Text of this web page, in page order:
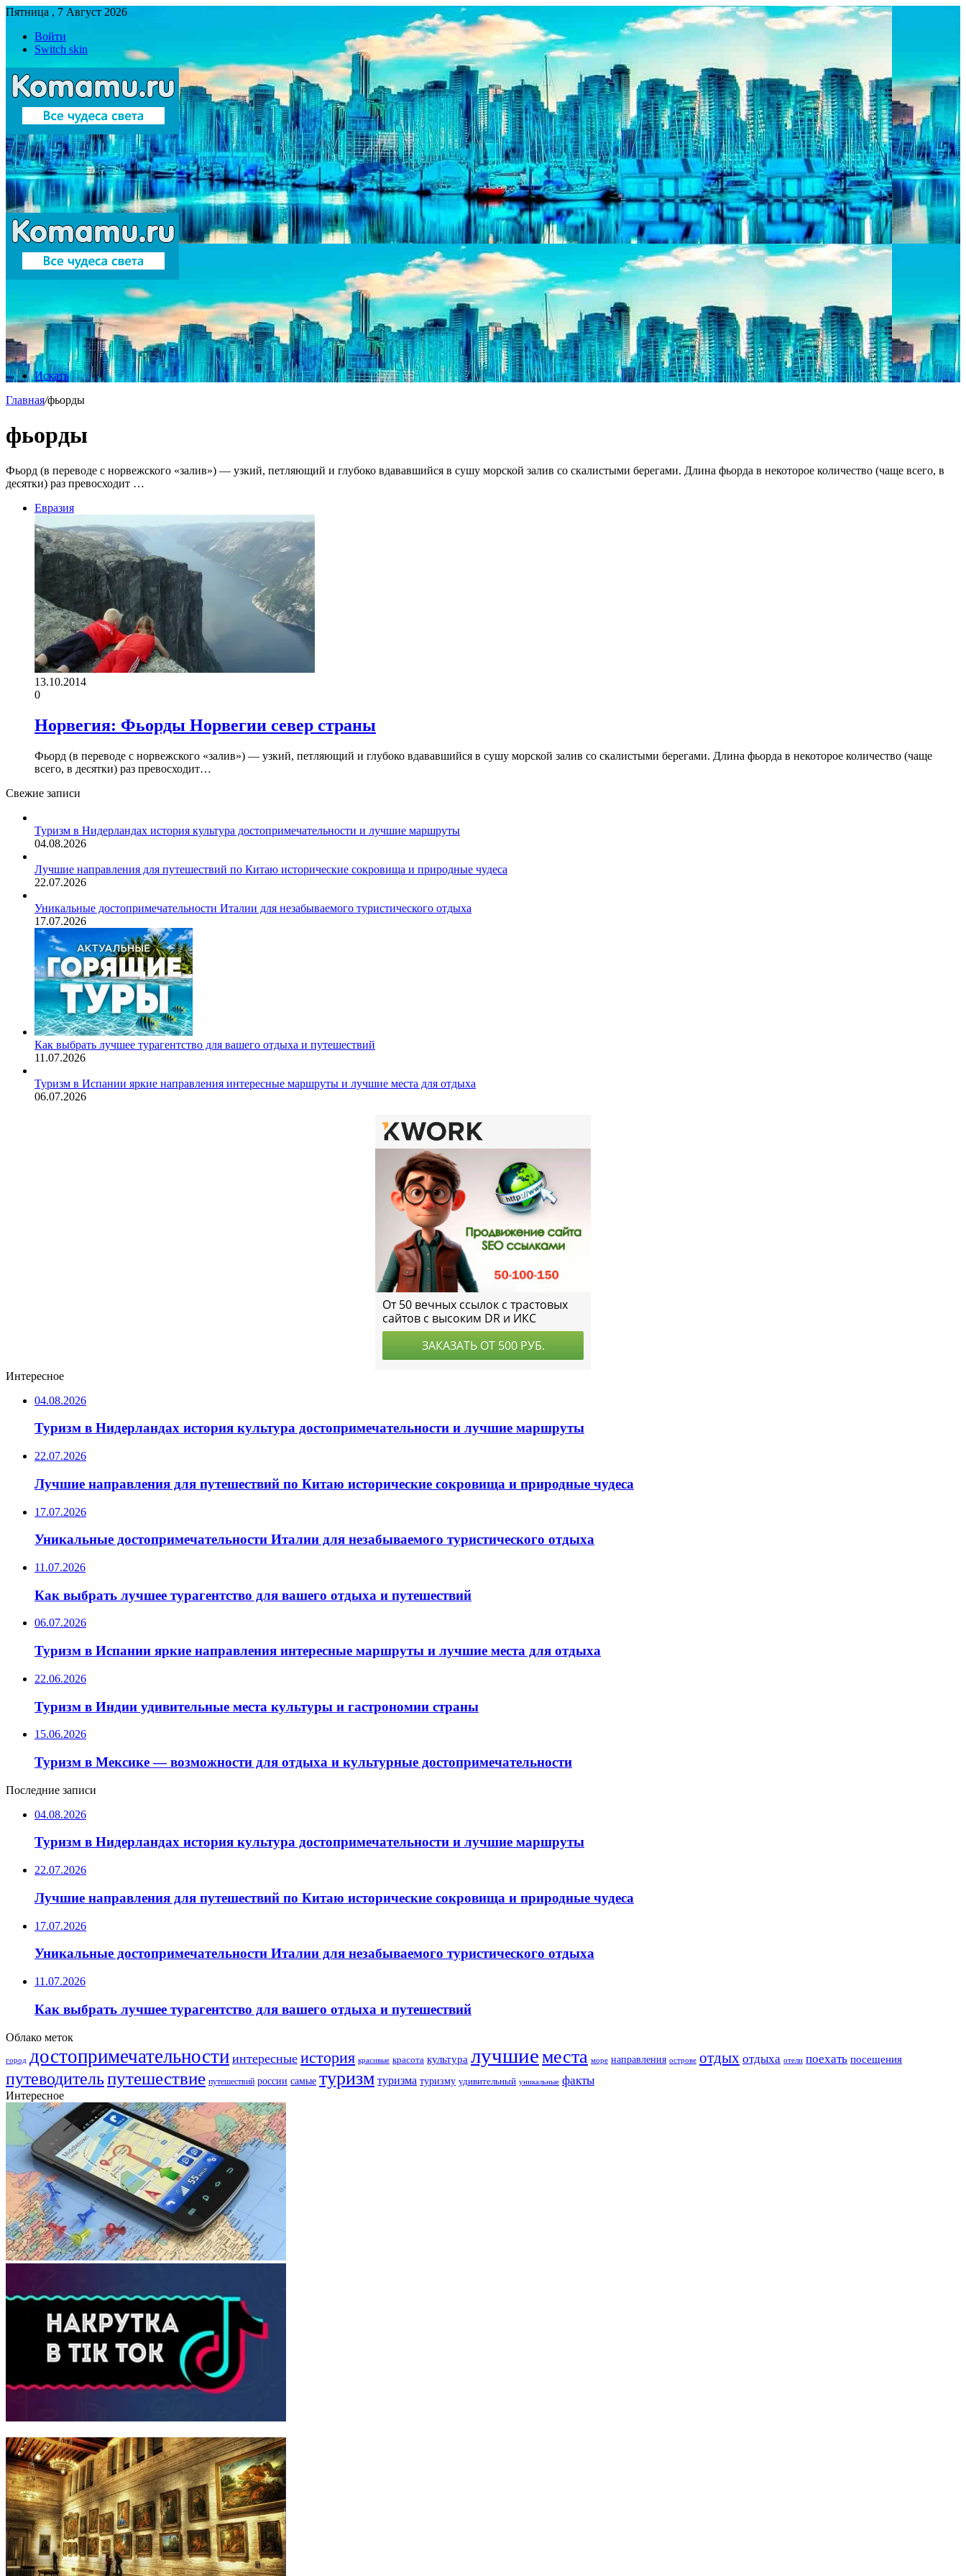
Пятница , 7 Август 2026
Войти
Switch skin
Искать
Главная/фьорды
фьорды
Фьорд (в переводе с норвежского «залив») — узкий, петляющий и глубоко вдававшийся в сушу морской залив со скалистыми берегами. Длина фьорда в некоторое количество (чаще всего, в
десятки) раз превосходит …
Евразия
13.10.2014
0
Норвегия: Фьорды Норвегии север страны
Фьорд (в переводе с норвежского «залив») — узкий, петляющий и глубоко вдававшийся в сушу морской залив со скалистыми берегами. Длина фьорда в некоторое количество (чаще
всего, в десятки) раз превосходит…
Свежие записи
Туризм в Нидерландах история культура достопримечательности и лучшие маршруты
04.08.2026
Лучшие направления для путешествий по Китаю исторические сокровища и природные чудеса
22.07.2026
Уникальные достопримечательности Италии для незабываемого туристического отдыха
17.07.2026
Как выбрать лучшее турагентство для вашего отдыха и путешествий
11.07.2026
Туризм в Испании яркие направления интересные маршруты и лучшие места для отдыха
06.07.2026
Интересное
04.08.2026
Туризм в Нидерландах история культура достопримечательности и лучшие маршруты
22.07.2026
Лучшие направления для путешествий по Китаю исторические сокровища и природные чудеса
17.07.2026
Уникальные достопримечательности Италии для незабываемого туристического отдыха
11.07.2026
Как выбрать лучшее турагентство для вашего отдыха и путешествий
06.07.2026
Туризм в Испании яркие направления интересные маршруты и лучшие места для отдыха
22.06.2026
Туризм в Индии удивительные места культуры и гастрономии страны
15.06.2026
Туризм в Мексике — возможности для отдыха и культурные достопримечательности
Последние записи
04.08.2026
Туризм в Нидерландах история культура достопримечательности и лучшие маршруты
22.07.2026
Лучшие направления для путешествий по Китаю исторические сокровища и природные чудеса
17.07.2026
Уникальные достопримечательности Италии для незабываемого туристического отдыха
11.07.2026
Как выбрать лучшее турагентство для вашего отдыха и путешествий
Облако меток
город достопримечательности интересные история красивые красота культура лучшиеместа море направления острове отдых отдыха отели поехать посещения
путеводительпутешествие путешествий россии самые туризм туризма туризму удивительный уникальные факты
Интересное